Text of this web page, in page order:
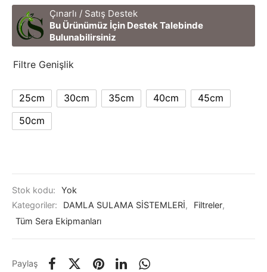
Çınarlı / Satış Destek
Bu Ürünümüz İçin Destek Talebinde
Bulunabilirsiniz
Filtre Genişlik
25cm 30cm 35cm 40cm
45cm
50cm
Stok kodu:
Yok
Kategoriler:
DAMLA SULAMA SİSTEMLERİ, Filtreler,
Tüm Sera Ekipmanları
Paylaş